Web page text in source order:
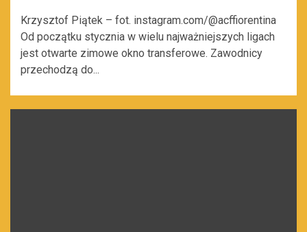
Krzysztof Piątek – fot. instagram.com/@acffiorentina
Od początku stycznia w wielu najważniejszych ligach
jest otwarte zimowe okno transferowe. Zawodnicy
przechodzą do...